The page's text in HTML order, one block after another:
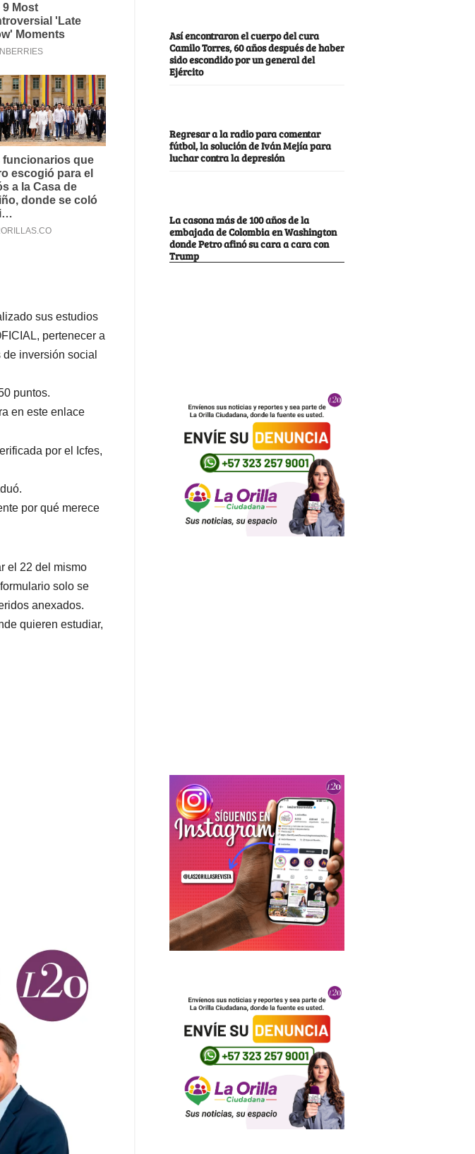
sus estudios
pertenecer a
inversión social
puntos.
en este enlace
por el Icfes,
por qué merece
el 22 del mismo
solo se
anexados.
quieren estudiar,
Así encontraron el cuerpo del cura
Camilo Torres, 60 años después de haber
sido escondido por un general del
Ejército
Regresar a la radio para comentar
fútbol, la solución de Iván Mejía para
luchar contra la depresión
La casona más de 100 años de la
embajada de Colombia en Washington
donde Petro afinó su cara a cara con
Trump